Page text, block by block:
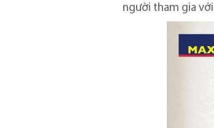
người tham gia